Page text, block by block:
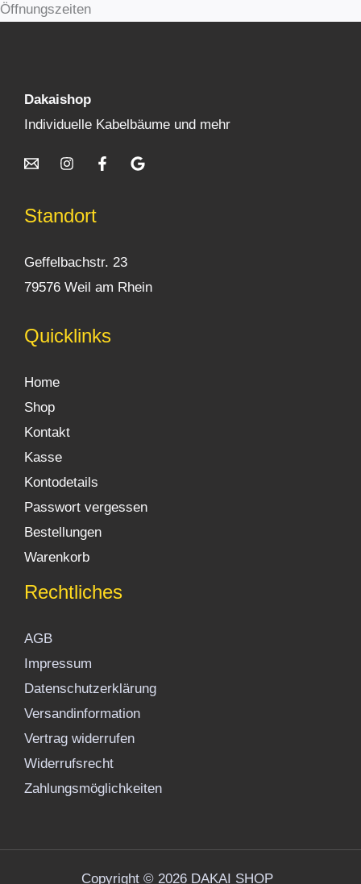
Öffnungszeiten
Dakaishop
Individuelle Kabelbäume und mehr
Standort
Geffelbachstr. 23
79576 Weil am Rhein
Quicklinks
Home
Shop
Kontakt
Kasse
Kontodetails
Passwort vergessen
Bestellungen
Warenkorb
Rechtliches
AGB
Impressum
Datenschutzerklärung
Versandinformation
Vertrag widerrufen
Widerrufsrecht
Zahlungsmöglichkeiten
Copyright © 2026 DAKAI SHOP